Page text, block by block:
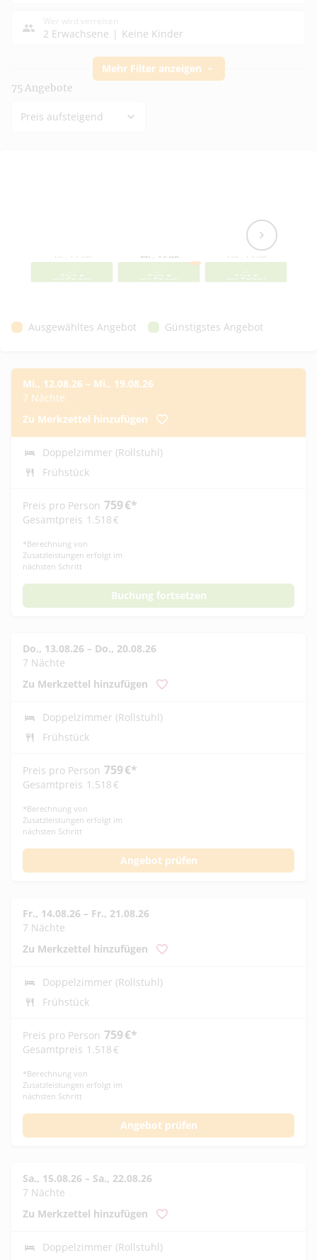
Wer wird verreisen
2 Erwachsene Keine Kinder
Mehr Filter anzeigen
75 Angebote
Preis aufsteigend
759€
pro Person
759€
pro Person
ab
759€
pro Person
Ausgewähltes Angebot Günstigstes Angebot
Mi., 12.08.26 – Mi., 19.08.26
7 Nächte
Zu Merkzettel hinzufügen
Doppelzimmer (Rollstuhl)
Frühstück
Preis pro Person 759€*
Gesamtpreis 1.518€
*Berechnung von
Zusatzleistungen erfolgt im
nächsten Schritt
Buchung fortsetzen
Do., 13.08.26 – Do., 20.08.26
7 Nächte
Zu Merkzettel hinzufügen
Doppelzimmer (Rollstuhl)
Frühstück
Preis pro Person 759€*
Gesamtpreis 1.518€
*Berechnung von
Zusatzleistungen erfolgt im
nächsten Schritt
Angebot prüfen
Fr., 14.08.26 – Fr., 21.08.26
7 Nächte
Zu Merkzettel hinzufügen
Doppelzimmer (Rollstuhl)
Frühstück
Preis pro Person 759€*
Gesamtpreis 1.518€
*Berechnung von
Zusatzleistungen erfolgt im
nächsten Schritt
Angebot prüfen
Sa., 15.08.26 – Sa., 22.08.26
7 Nächte
Zu Merkzettel hinzufügen
Doppelzimmer (Rollstuhl)